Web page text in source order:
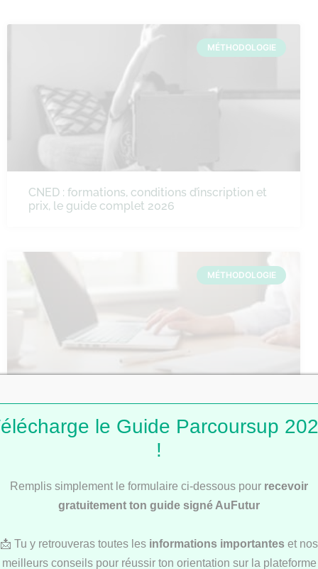
MÉTHODOLOGIE
CNED : formations, conditions d’inscription et
prix, le guide complet 2026
MÉTHODOLOGIE
Comment faire une fiche de révision ?
MÉTHODOLOGIE
le Guide Parcoursup
!
Remplis simplement le formulaire ci-dessous pour recevoir
gratuitement ton guide signé AuFutur
📩 Tu y retrouveras toutes les informations importantes et nos
meilleurs conseils pour réussir ton orientation sur la plateforme